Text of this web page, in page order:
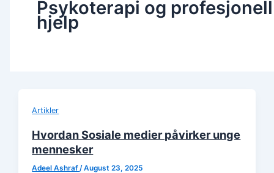
Psykoterapi og profesjonell
hjelp
Artikler
Hvordan Sosiale medier påvirker unge
mennesker
Adeel Ashraf /August 23, 2025